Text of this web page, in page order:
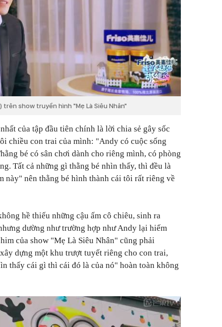
show truyền hình "Mẹ Là Siêu Nhân"
của tập đầu tiên chính là lời chia sẻ gây sốc
chiều con trai của mình: "Andy có cuộc sống
bé có sân chơi dành cho riêng mình, có phòng
Tất cả những gì thằng bé nhìn thấy, thì đều là
này" nên thằng bé hình thành cái tôi rất riêng về
hề thiếu những cậu ấm cô chiêu, sinh ra
dường như trường hợp như Andy lại hiếm
của show "Mẹ Là Siêu Nhân" cũng phải
dựng một khu trượt tuyết riêng cho con trai,
thấy cái gì thì cái đó là của nó" hoàn toàn không